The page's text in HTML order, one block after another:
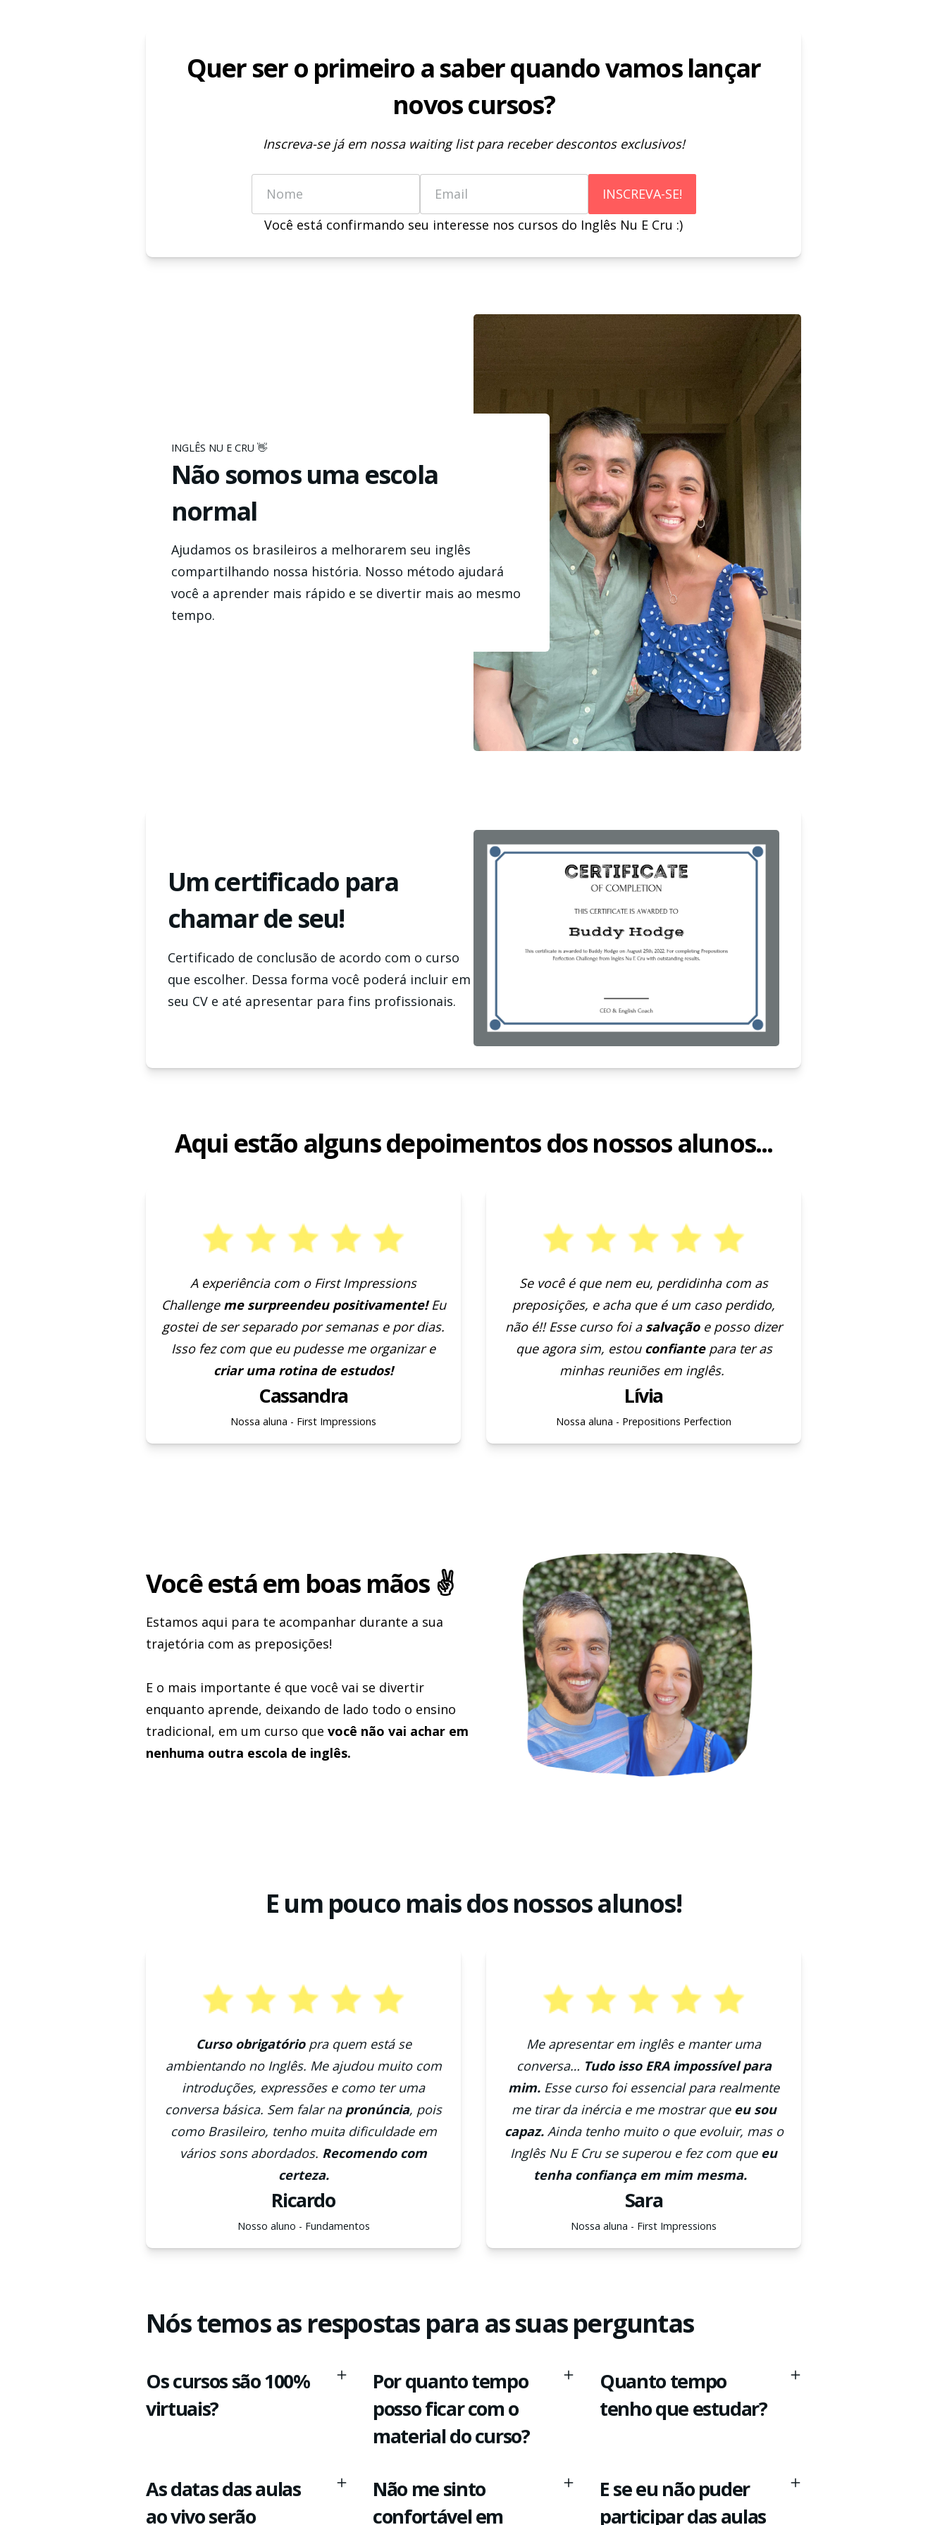
Quer ser o primeiro a saber quando vamos lançar
novos cursos?
Inscreva-se já em nossa waiting list para receber descontos exclusivos!
INSCREVA-SE!
Você está confirmando seu interesse nos cursos do Inglês Nu E Cru :)
INGLÊS NU E CRU 👋
Não somos uma escola
normal
Ajudamos os brasileiros a melhorarem seu inglês
compartilhando nossa história. Nosso método ajudará
você a aprender mais rápido e se divertir mais ao mesmo
tempo.
Um certificado para
chamar de seu!
Certificado de conclusão de acordo com o curso
que escolher. Dessa forma você poderá incluir em
seu CV e até apresentar para fins profissionais.
Aqui estão alguns depoimentos dos nossos alunos...
Cassandra
Nossa aluna - First Impressions
A experiência com o First Impressions
Challenge me surpreendeu positivamente!Eu
gostei de ser separado por semanas e por dias.
Isso fez com que eu pudesse me organizar e
criar uma rotina de estudos!
Lívia
Nossa aluna - Prepositions Perfection
Se você é que nem eu, perdidinha com as
preposições, e acha que é um caso perdido,
não é!! Esse curso foi a salvaçãoe posso dizer
que agora sim, estou confiantepara ter as
minhas reuniões em inglês.
Você está em boas mãos ✌️
Estamos aqui para te acompanhar durante a sua
trajetória com as preposições!
E o mais importante é que você vai se divertir
enquanto aprende, deixando de lado todo o ensino
tradicional, em um curso que você não vai achar em
nenhuma outra escola de inglês.
E um pouco mais dos nossos alunos!
Ricardo
Nosso aluno - Fundamentos
Curso obrigatóriopra quem está se
ambientando no Inglês. Me ajudou muito com
introduções, expressões e como ter uma
conversa básica. Sem falar na pronúncia, pois
como Brasileiro, tenho muita dificuldade em
vários sons abordados. Recomendo com
certeza.
Sara
Nossa aluna - First Impressions
Me apresentar em inglês e manter uma
conversa… Tudo isso ERA impossível para
mim. Esse curso foi essencial para realmente
me tirar da inércia e me mostrar que eu sou
capaz.Ainda tenho muito o que evoluir, mas o
Inglês Nu E Cru se superou e fez com que eu
tenha confiança em mim mesma.
Nós temos as respostas para as suas perguntas
Os cursos são 100%
virtuais?
Por quanto tempo
posso ficar com o
material do curso?
Quanto tempo
tenho que estudar?
As datas das aulas
ao vivo serão
Não me sinto
confortável em
E se eu não puder
participar das aulas